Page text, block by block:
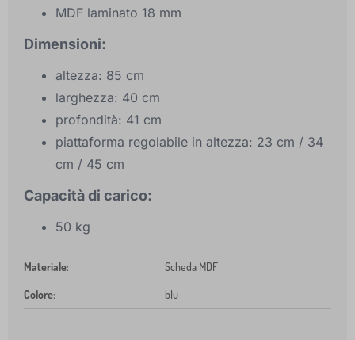
MDF laminato 18 mm
Dimensioni:
altezza: 85 cm
larghezza: 40 cm
profondità: 41 cm
piattaforma regolabile in altezza: 23 cm / 34
cm / 45 cm
Capacità di carico:
50 kg
Materiale: Scheda MDF
Colore: blu